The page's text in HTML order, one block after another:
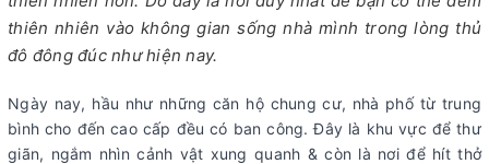
thiên nhiên vào không gian sống nhà mình trong lòng thủ
đô đông đúc như hiện nay.
Ngày nay, hầu như những căn hộ chung cư, nhà phố từ trung
bình cho đến cao cấp đều có ban công. Đây là khu vực để thư
giãn, ngắm nhìn cảnh vật xung quanh & còn là nơi để hít thở